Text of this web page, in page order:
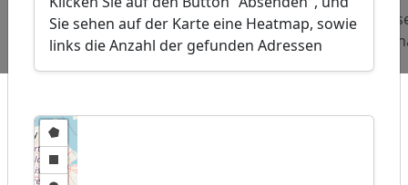
Beliebte
Abfragen:
Adressen
Augenkliniken
Adressen
Handballvereine
Sie sehen auf der Karte eine Heatmap, sowie
links die Anzahl der gefunden Adressen